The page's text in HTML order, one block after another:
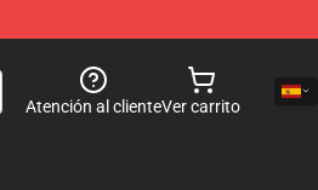
Atención al clienteVer carrito